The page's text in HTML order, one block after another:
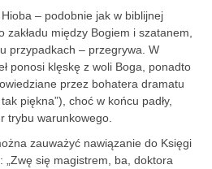
– podobnie jak w biblijnej
zakładu między Bogiem i szatanem,
przypadkach – przegrywa. W
ponosi klęskę z woli Boga, ponadto
przez bohatera dramatu
piękna”), choć w końcu padły,
trybu warunkowego.
zauważyć nawiązanie do Księgi
„Zwę się magistrem, ba, doktora